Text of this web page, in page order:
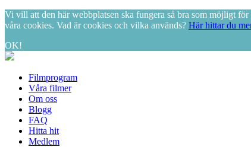
Vi vill att den här webbplatsen ska fungera så bra som möjligt
våra cookies. Vad är cookies och vilka används? Här hittar du
OK!
Filmprogram
Våra filmer
Om oss
Blogg
FAQ
Hitta hit
Medlem